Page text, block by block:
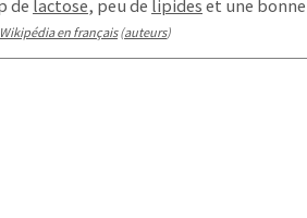
de lactose, peu de lipides et une
Wikipédia en français(auteurs)